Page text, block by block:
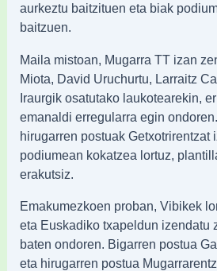
aurkeztu baitzituen eta biak
baitzuen.
Maila mistoan, Mugarra TT izan
Miota, David Uruchurtu, Larraitz
Iraurgik osatutako laukotearekin,
emanaldi erregularra egin
hirugarren postuak Getxotrirentzat
podiumean kokatzea lortuz,
erakutsiz.
Emakumezkoen proban, Vibikek
eta Euskadiko txapeldun izendatu
baten ondoren. Bigarren postua
eta hirugarren postua